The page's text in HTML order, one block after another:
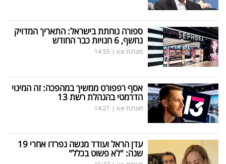
ספורה נוחתת בישראל: התאריך המדויק
נחשף, 6 חנויות כבר החודש
מערכת ice |
14:55
אסף רפפורט ממשיך במהפכה: זה המינוי
הדרמטי בהנהלת רשת 13
מערכת ice |
14:21
עדן הראל ועודד מנשה נפרדו אחרי 19
שנה: "לא פשוט בכלל"